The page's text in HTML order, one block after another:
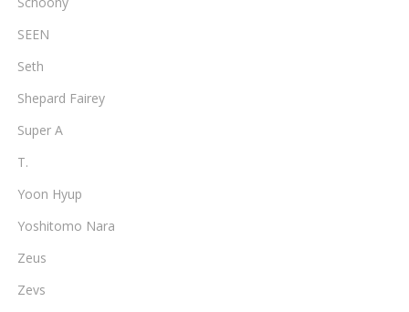
SEEN
Seth
Shepard Fairey
Super A
T.
Yoon Hyup
Yoshitomo Nara
Zeus
Zevs